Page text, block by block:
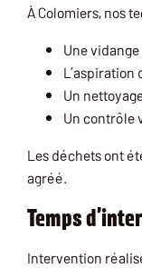
À Colomiers, nos
Une
L’aspiration
Un
Un contrôle
Les déchets ont
agréé.
Temps
Intervention